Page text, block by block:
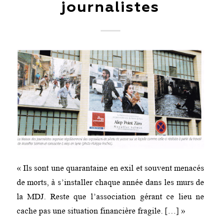
journalistes
« Ils sont une quarantaine en exil et souvent menacés
de morts, à s’installer chaque année dans les murs de
la MDJ. Reste que l’association gérant ce lieu ne
cache pas une situation financière fragile. […] »